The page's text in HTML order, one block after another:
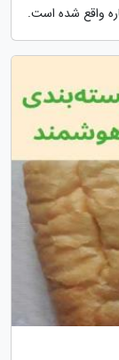
واقع شده است.